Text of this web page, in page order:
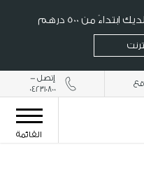
من 500 درهم
إتصل -
042310800
القائمة